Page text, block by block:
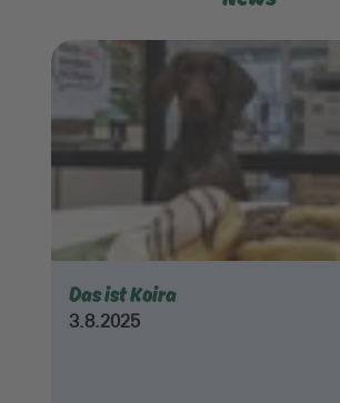
Das ist Koira
3.8.2025